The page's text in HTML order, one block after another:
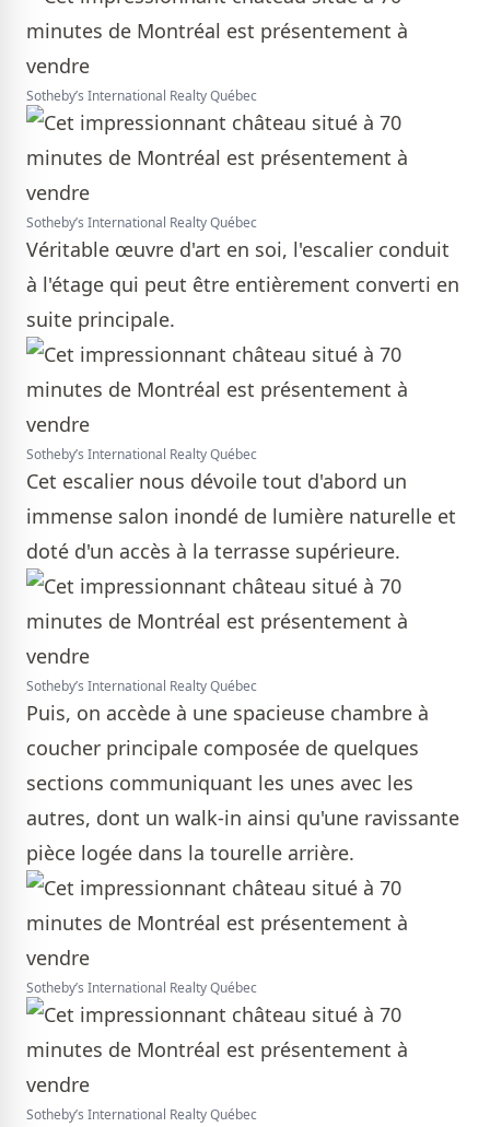
Sotheby’s International Realty Québec
Sotheby’s International Realty Québec
Véritable œuvre d'art en soi, l'escalier conduit
à l'étage qui peut être entièrement converti en
suite principale.
Sotheby’s International Realty Québec
Cet escalier nous dévoile tout d'abord un
immense salon inondé de lumière naturelle et
doté d'un accès à la terrasse supérieure.
Sotheby’s International Realty Québec
Puis, on accède à une spacieuse chambre à
coucher principale composée de quelques
sections communiquant les unes avec les
autres, dont un walk-in ainsi qu'une ravissante
pièce logée dans la tourelle arrière.
Sotheby’s International Realty Québec
Sotheby’s International Realty Québec